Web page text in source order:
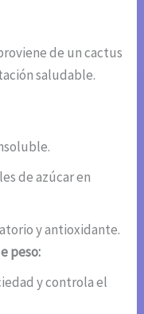
de un cactus
saludable.
de azúcar en
y antioxidante.
peso:
y controla el